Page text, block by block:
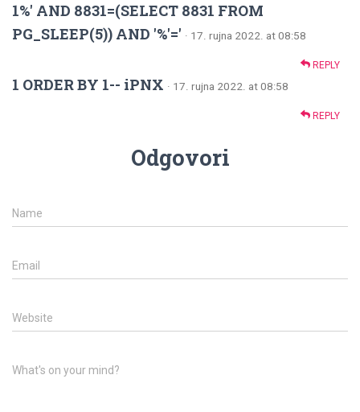
1%' AND 8831=(SELECT 8831 FROM
PG_SLEEP(5)) AND '%'=' · 17. rujna 2022. at 08:58
REPLY
1 ORDER BY 1-- iPNX · 17. rujna 2022. at 08:58
REPLY
Odgovori
Name
Email
Website
What's on your mind?